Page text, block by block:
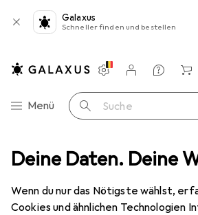
Deine Daten. Deine
Wenn du nur das Nötigste wählst,
Cookies und ähnlichen Technologien
Galaxus
Schneller finden und bestellen
Navigation nach Kategorien
Menü Suche
Einstellungen
Kundenkonto
Vergleichslisten
Merklisten
Warenkorb
Haushalt
Fenstersauger